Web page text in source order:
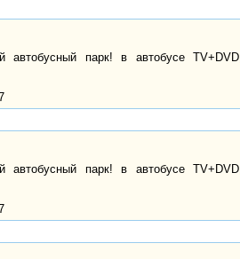
парк! в автобусе TV+DVD,
парк! в автобусе TV+DVD,